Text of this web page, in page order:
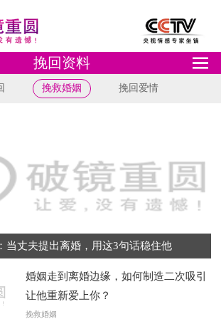
挽回资料
挽救婚姻 挽回爱情
当丈夫提出离婚，用这3句话稳住他
婚姻走到离婚边缘，如何制造二次吸引
让他重新爱上你？
挽救婚姻